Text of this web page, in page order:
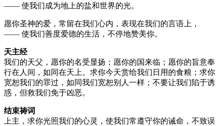
—— 使我们成为地上的盐和世界的光。
愿你圣神的爱，常留在我们心内，表现在我们的言语上，
—— 使我们善度爱德的生活，不停地赞美你。
天主经
我们的天父，愿你的名受显扬；愿你的国来临；愿你的旨意奉
行在人间，如同在天上。求你今天赏给我们日用的食粮；求你
宽恕我们的罪过，如同我们宽恕别人一样；不要让我们陷于诱
惑，但救我们免于凶恶。
结束祷词
上主，求你光照我们的心灵，使我们常遵守你的诫命，不致误